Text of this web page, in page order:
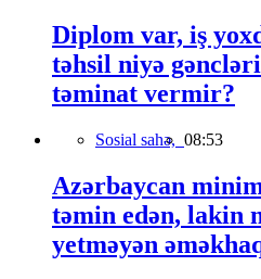
Diplom var, iş
təhsil niyə
təminat vermir?
Sosial sahə, 08:53
Azərbaycan
təmin edən, lakin
yetməyən